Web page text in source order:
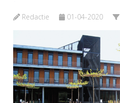
Redactie 01-04-2020